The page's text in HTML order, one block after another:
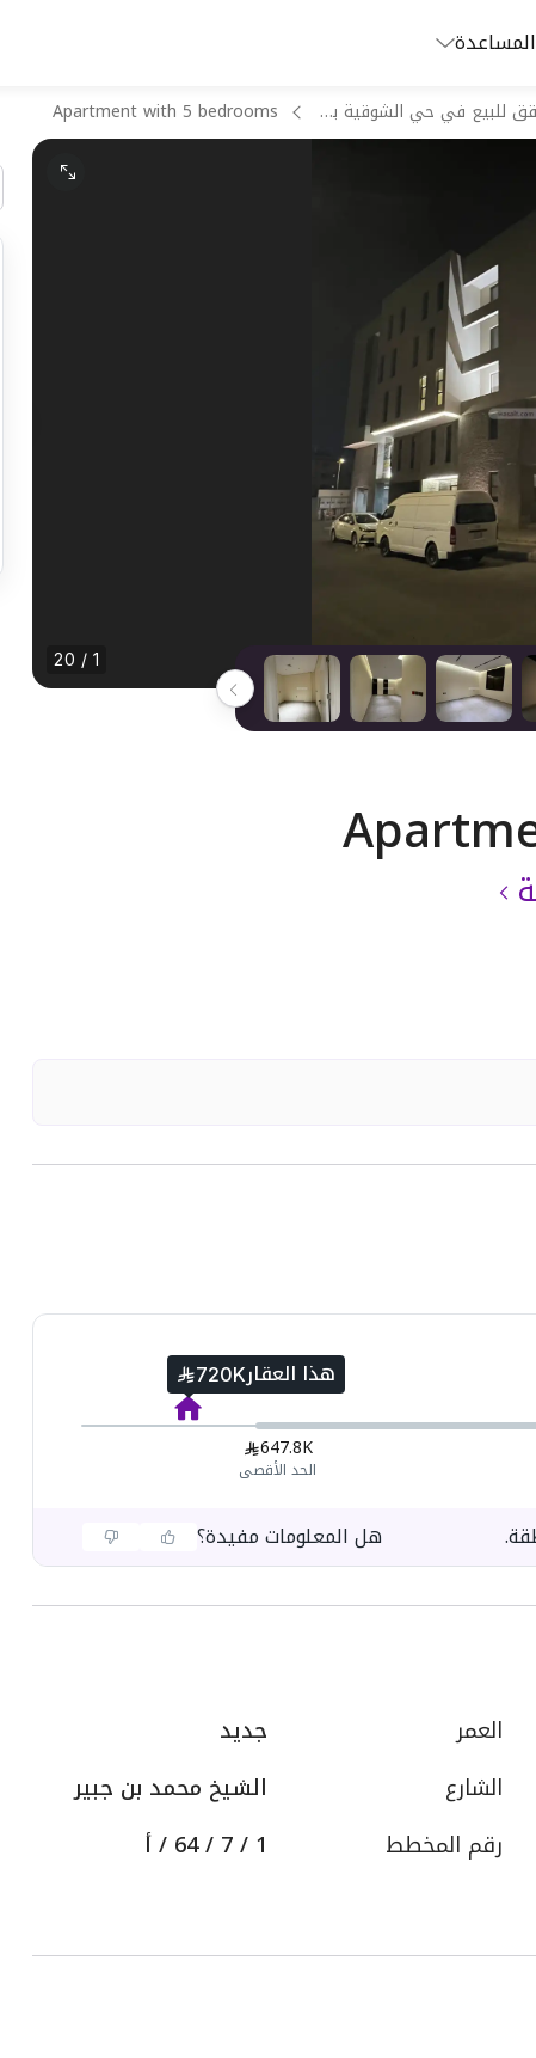
المساعدة
شقق للبيع في حي الشوقية بمكة المكرمة Apartment with 5 bedrooms
1 / 20
هذا العقار720K
647.8K
الحد الأقصى
هل المعلومات مفيدة؟
العمر
جديد
الشارع
الشيخ محمد بن جبير
رقم المخطط
1 / 7 / 64 / أ